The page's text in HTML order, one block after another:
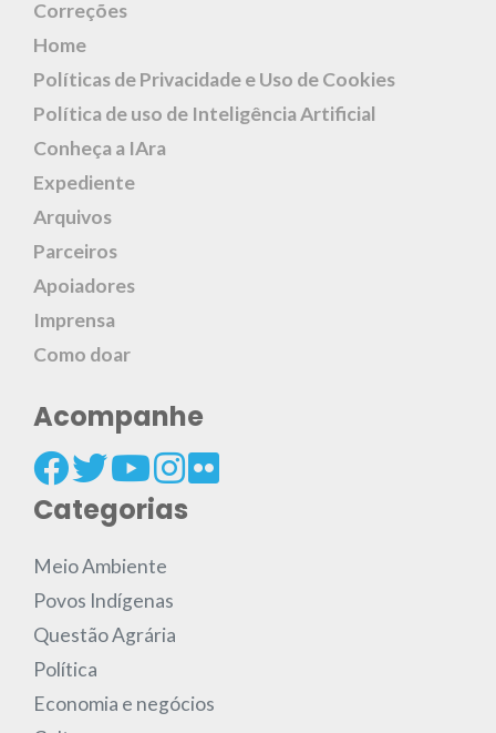
Correções
Home
Políticas de Privacidade e Uso de Cookies
Política de uso de Inteligência Artificial
Conheça a IAra
Expediente
Arquivos
Parceiros
Apoiadores
Imprensa
Como doar
Acompanhe
Categorias
Meio Ambiente
Povos Indígenas
Questão Agrária
Política
Economia e negócios